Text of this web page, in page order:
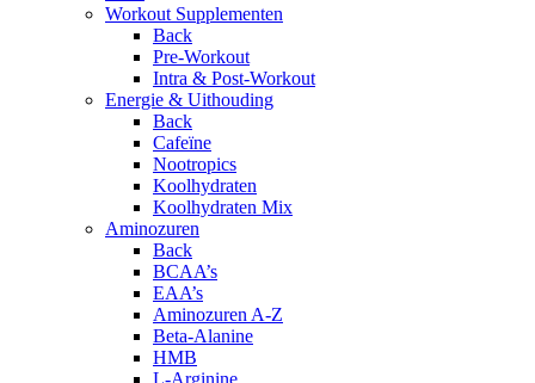
Workout Supplementen
Back
Pre-Workout
Intra & Post-Workout
Energie & Uithouding
Back
Cafeïne
Nootropics
Koolhydraten
Koolhydraten Mix
Aminozuren
Back
BCAA’s
EAA’s
Aminozuren A-Z
Beta-Alanine
HMB